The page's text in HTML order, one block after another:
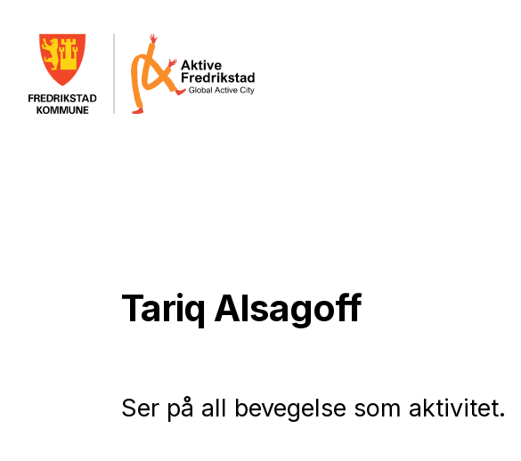
Tariq Alsagoff
Ser på all bevegelse som aktivitet.